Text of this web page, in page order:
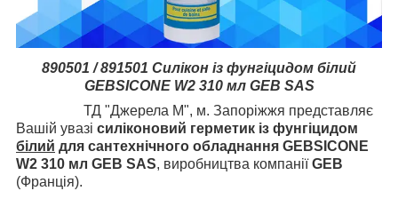
890501 / 891501 Силікон із фунгіцидом білий
GEBSICONE W2 310 мл GEB SAS
ТД "Джерела М", м. Запоріжжя представляє
Вашій увазі силіконовий герметик із фунгіцидом
білий для сантехнічного обладнання GEBSICONE
W2 310 мл GEB SAS, виробництва компаніїGEB
(Франція).